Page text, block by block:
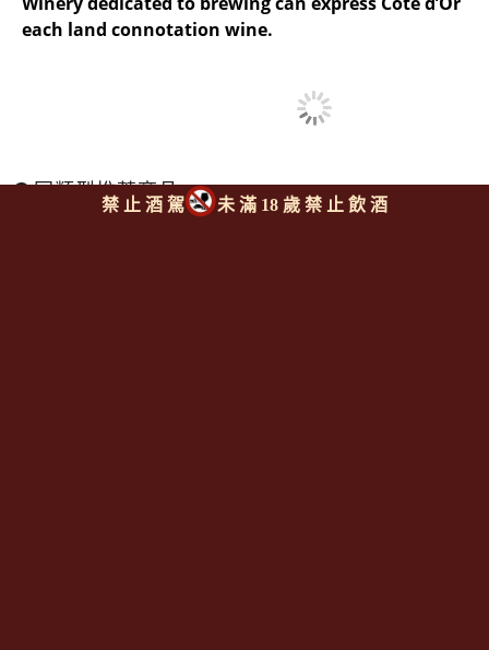
each land connotation wine.
同類型推薦商品
禁 止 酒 駕 未 滿 18 歲 禁 止 飲 酒